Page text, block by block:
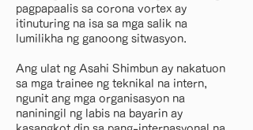
pagpapaalis sa corona vortex ay
itinuturing na isa sa mga salik na
lumilikha ng ganoong sitwasyon.
Ang ulat ng Asahi Shimbun ay nakatuon
sa mga trainee ng teknikal na intern,
ngunit ang mga organisasyon na
naniningil ng labis na bayarin ay